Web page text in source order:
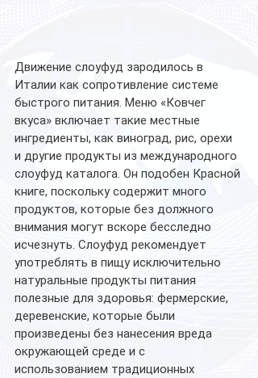
Движение слоуфуд зародилось в
Италии как сопротивление системе
быстрого питания. Меню «Ковчег
вкуса» включает такие местные
ингредиенты, как виноград, рис, орехи
и другие продукты из международного
слоуфуд каталога. Он подобен Красной
книге, поскольку содержит много
продуктов, которые без должного
внимания могут вскоре бесследно
исчезнуть. Слоуфуд рекомендует
употреблять в пищу исключительно
натуральные продукты питания
полезные для здоровья: фермерские,
деревенские, которые были
произведены без нанесения вреда
окружающей среде и с
использованием традиционных